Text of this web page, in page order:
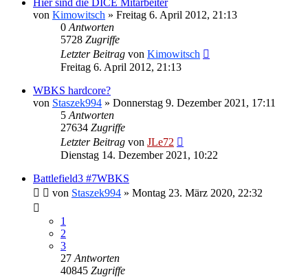
von Kimowitsch » Freitag 6. April 2012, 21:13
0 Antworten
5728 Zugriffe
Letzter Beitrag von Kimowitsch
Freitag 6. April 2012, 21:13
WBKS hardcore?
von Staszek994 » Donnerstag 9. Dezember 2021, 17:11
5 Antworten
27634 Zugriffe
Letzter Beitrag von JLe72
Dienstag 14. Dezember 2021, 10:22
Battlefield3 #7WBKS
von Staszek994 » Montag 23. März 2020, 22:32
1
2
3
27 Antworten
40845 Zugriffe